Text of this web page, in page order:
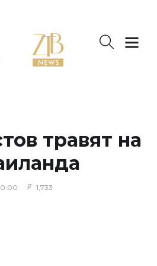
травят на
1,733